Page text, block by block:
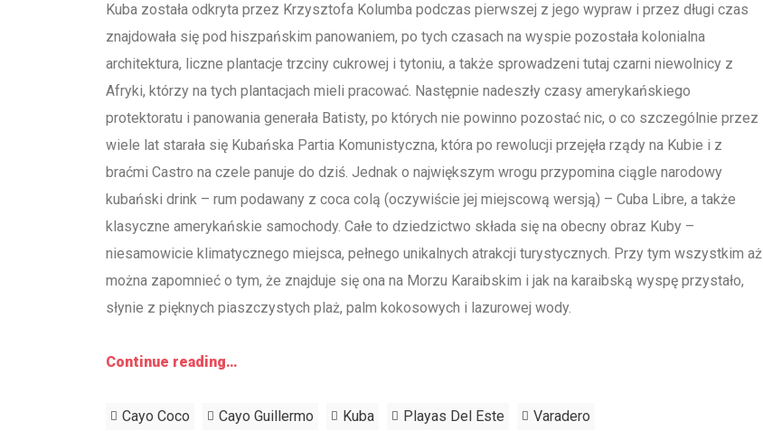
Kuba została odkryta przez Krzysztofa Kolumba podczas pierwszej z jego wypraw i przez długi czas
znajdowała się pod hiszpańskim panowaniem, po tych czasach na wyspie pozostała kolonialna
architektura, liczne plantacje trzciny cukrowej i tytoniu, a także sprowadzeni tutaj czarni niewolnicy z
Afryki, którzy na tych plantacjach mieli pracować. Następnie nadeszły czasy amerykańskiego
protektoratu i panowania generała Batisty, po których nie powinno pozostać nic, o co szczególnie przez
wiele lat starała się Kubańska Partia Komunistyczna, która po rewolucji przejęła rządy na Kubie i z
braćmi Castro na czele panuje do dziś. Jednak o największym wrogu przypomina ciągle narodowy
kubański drink – rum podawany z coca colą (oczywiście jej miejscową wersją) – Cuba Libre, a także
klasyczne amerykańskie samochody. Całe to dziedzictwo składa się na obecny obraz Kuby –
niesamowicie klimatycznego miejsca, pełnego unikalnych atrakcji turystycznych. Przy tym wszystkim aż
można zapomnieć o tym, że znajduje się ona na Morzu Karaibskim i jak na karaibską wyspę przystało,
słynie z pięknych piaszczystych plaż, palm kokosowych i lazurowej wody.
Continue reading…
Cayo Coco Cayo Guillermo Kuba Playas Del Este Varadero